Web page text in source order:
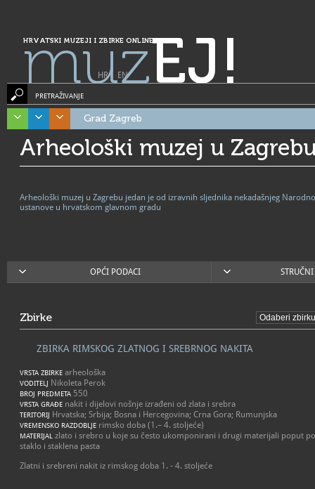
HRVATSKI MUZEJI I ZBIRKE ONLINE
muzEJ!
HR| EN
PRETRAŽIVANJE
Grad Zagreb
Arheološki muzej u
Arheološki muzej u Zagrebu jedan je od izravnih sljednika nekadašnjeg
ustanove u hrvatskom glavnom gradu
OPĆI PODACI
Zbirke
ZBIRKA RIMSKOG ZLATNOG I SREBRNOG NAKITA
VRSTA ZBIRKE arheološka
VODITELJ Nikoleta Perok
BROJ PREDMETA 550
VRSTA GRAĐE nakit i dijelovi nošnje izrađeni od zlata i srebra
TERITORIJ Hrvatska; Srbija; Bosna i Hercegovina; Crna Gora; Rumunjska
VREMENSKO RAZDOBLJE rimsko doba (1.– 4. stoljeće)
MATERIJAL zlato i srebro u koje su često ukomponirani i drugi materijali poput
staklo i staklena pasta
Zlatni i srebreni nakit iz rimskog doba 1. - 4. stoljeće